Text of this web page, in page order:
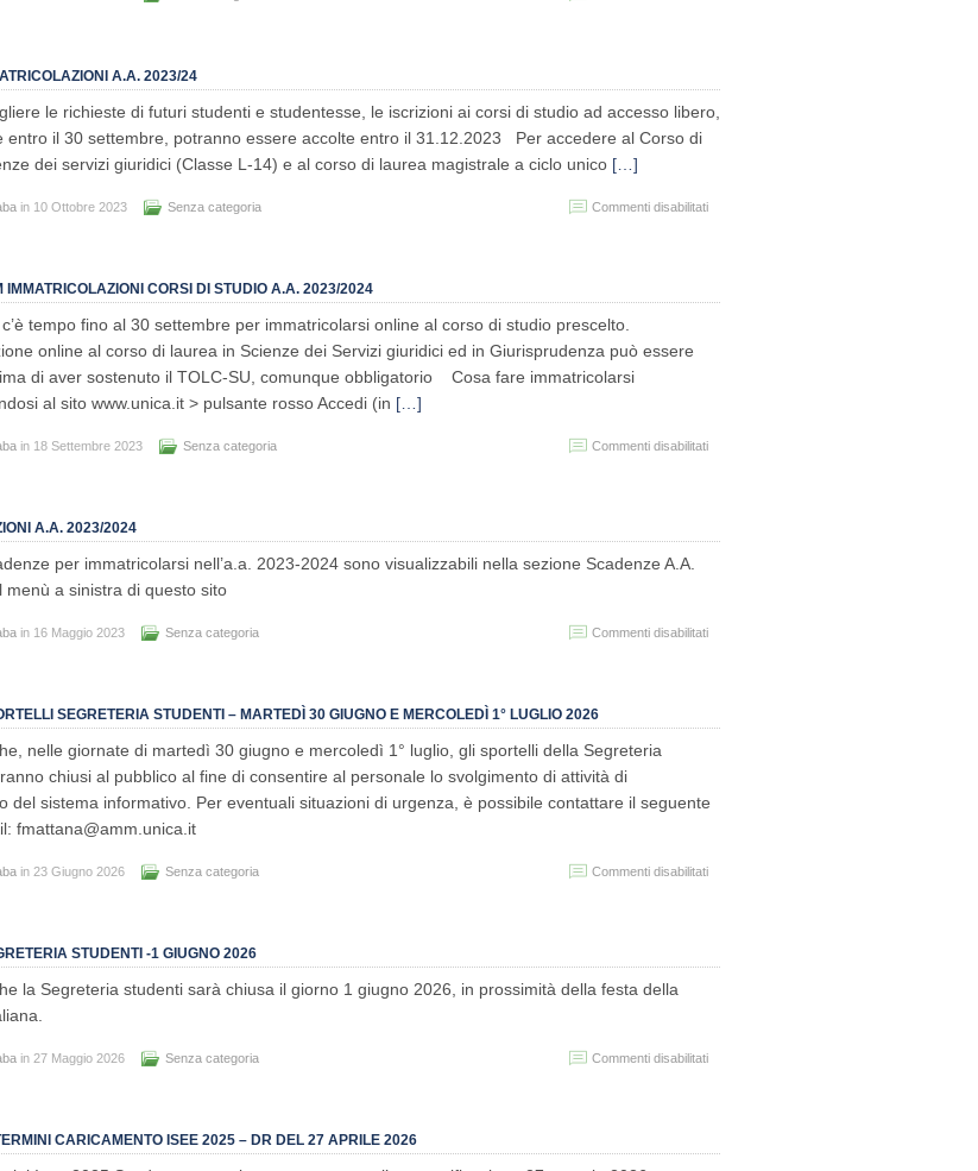
a.a.
2024-
A.A. 2023/24
le richieste di futuri studenti e studentesse, le iscrizioni ai corsi di studio ad accesso libero,
entro il 30 settembre, potranno essere accolte entro il 31.12.2023 Per accedere al Corso di
dei servizi giuridici (Classe L-14) e al corso di laurea magistrale a ciclo unico […]
in 10 Ottobre 2023 Senza categoria Commenti disabilitatisu
IMMATRICOLAZIONI CORSI DI STUDIO A.A. 2023/2024
tempo fino al 30 settembre per immatricolarsi online al corso di studio prescelto.
online al corso di laurea in Scienze dei Servizi giuridici ed in Giurisprudenza può essere
di aver sostenuto il TOLC-SU, comunque obbligatorio Cosa fare immatricolarsi
al sito www.unica.it > pulsante rosso Accedi (in […]
in 18 Settembre 2023 Senza categoria Commenti disabilitatisu
studio
A.A. 2023/2024
per immatricolarsi nell’a.a. 2023-2024 sono visualizzabili nella sezione Scadenze A.A.
menù a sinistra di questo sito
in 16 Maggio 2023 Senza categoria Commenti disabilitatisu
SEGRETERIA STUDENTI – MARTEDÌ 30 GIUGNO E MERCOLEDÌ 1° LUGLIO 2026
nelle giornate di martedì 30 giugno e mercoledì 1° luglio, gli sportelli della Segreteria
chiusi al pubblico al fine di consentire al personale lo svolgimento di attività di
del sistema informativo. Per eventuali situazioni di urgenza, è possibile contattare il seguente
fmattana@amm.unica.it
in 23 Giugno 2026 Senza categoria Commenti disabilitatisu
–
mercoledì
STUDENTI -1 GIUGNO 2026
la Segreteria studenti sarà chiusa il giorno 1 giugno 2026, in prossimità della festa della
in 27 Maggio 2026 Senza categoria Commenti disabilitatisu
giugno
CARICAMENTO ISEE 2025 – DR DEL 27 APRILE 2026